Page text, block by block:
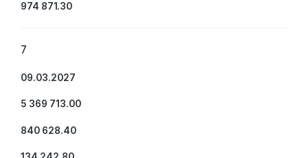
974 871.30
7
09.03.2027
5 369 713.00
840 628.40